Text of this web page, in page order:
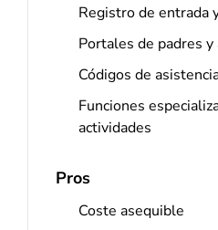
Registro de entrada
Portales de padres
Códigos de
Funciones
actividades
Pros
Coste asequible